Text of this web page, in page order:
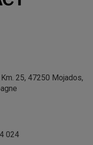
25, 47250 Mojados,
024